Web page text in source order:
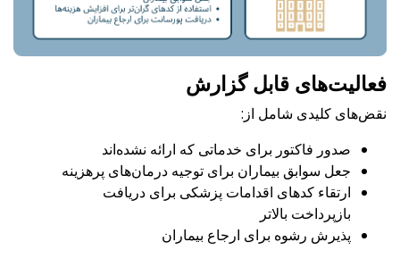
فعالیت‌های قابل گزارش
نقض‌های کلیدی شامل از:
صدور فاکتور برای خدماتی که ارائه نشده‌اند
جعل سوابق بیماران برای توجیه درمان‌های پرهزینه
ارتقاء کدهای اقدامات پزشکی برای دریافت
بازپرداخت بالاتر
پذیرش رشوه برای ارجاع بیماران